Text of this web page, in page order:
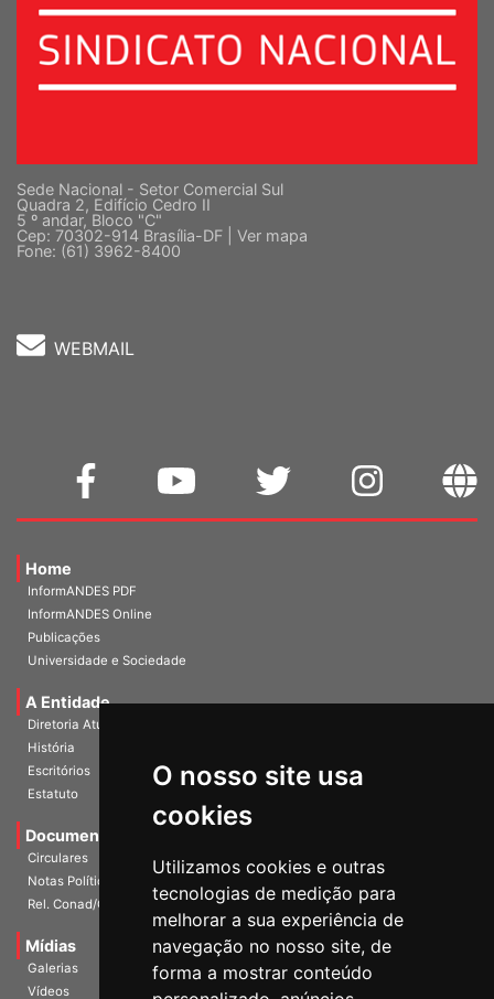
O nosso site usa
cookies
Utilizamos cookies e outras
tecnologias de medição para
melhorar a sua experiência de
navegação no nosso site, de
forma a mostrar conteúdo
Sede Nacional - Setor Comercial Sul
Quadra 2, Edifício Cedro II
5 º andar, Bloco "C"
Cep: 70302-914 Brasília-DF | Ver mapa
Fone: (61) 3962-8400
WEBMAIL
Home
InformANDES PDF
InformANDES Online
Publicações
Universidade e Sociedade
A Entidade
Diretoria Atual
História
Escritórios
Estatuto
Documentos
Circulares
Notas Políticas
Rel. Conad/Congresso
Mídias
Galerias
Vídeos